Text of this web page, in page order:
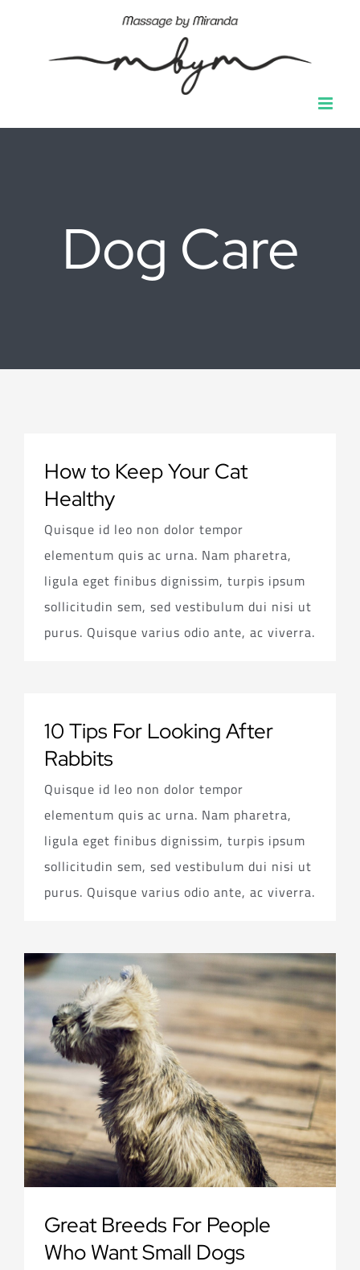
Dog Care
How to Keep Your Cat
Healthy
Quisque id leo non dolor tempor
elementum quis ac urna. Nam pharetra,
ligula eget finibus dignissim, turpis ipsum
sollicitudin sem, sed vestibulum dui nisi ut
purus. Quisque varius odio ante, ac viverra.
10 Tips For Looking After
Rabbits
Quisque id leo non dolor tempor
elementum quis ac urna. Nam pharetra,
ligula eget finibus dignissim, turpis ipsum
sollicitudin sem, sed vestibulum dui nisi ut
purus. Quisque varius odio ante, ac viverra.
Great Breeds For People
Who Want Small Dogs